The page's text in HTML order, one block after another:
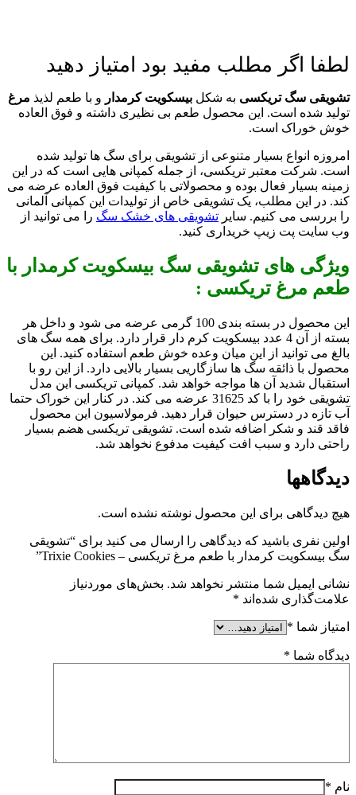
لطفا اگر مطلب مفید بود امتیاز دهید
تشویقی سگ تریکسی به شکل بیسکویت کرمدار و با طعم لذیذ مرغ
تولید شده است. این محصول طعم بی نظیری داشته و فوق العاده
خوش خوراک است.
امروزه انواع بسیار متنوعی از تشویقی برای سگ ها تولید شده
است. شرکت معتبر تریکسی، از جمله کمپانی هایی است که در این
زمینه بسیار فعال بوده و محصولاتی با کیفیت فوق العاده عرضه می
کند. در این مطلب، یک تشویقی خاص از تولیدات این کمپانی آلمانی
را بررسی می کنیم. سایر تشویقی های خشک سگ را می توانید از
وب سایت پت زیپ خریداری کنید.
ویژگی های تشویقی سگ بیسکویت کرمدار با
طعم مرغ تریکسی :
این محصول در بسته بندی 100 گرمی عرضه می شود و داخل هر
بسته از آن 4 عدد بیسکویت کرم دار قرار دارد. برای همه سگ های
بالغ می توانید از این میان وعده خوش طعم استفاده کنید. این
محصول با ذائقه سگ ها سازگاریی بسیار بالایی دارد. از این رو با
استقبال شدید آن ها مواجه خواهد شد. کمپانی تریکسی این مدل
تشویقی خود را با کد 31625 عرضه می کند. در کنار این خوراک حتما
آب تازه در دسترس حیوان قرار دهید. فرمولاسیون این محصول
فاقد قند و شکر اضافه شده است. تشویقی تریکسی هضم بسیار
راحتی دارد و سبب افت کیفیت مدفوع نخواهد شد.
دیدگاهها
هیچ دیدگاهی برای این محصول نوشته نشده است.
اولین نفری باشید که دیدگاهی را ارسال می کنید برای “تشویقی
سگ بیسکویت کرمدار با طعم مرغ تریکسی – Trixie Cookies”
نشانی ایمیل شما منتشر نخواهد شد. بخش‌های موردنیاز
علامت‌گذاری شده‌اند *
امتیاز شما *
دیدگاه شما *
نام *